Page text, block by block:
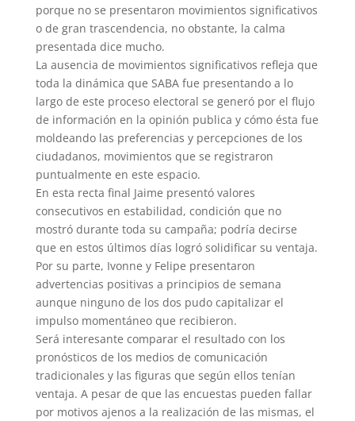
porque no se presentaron movimientos significativos
o de gran trascendencia, no obstante, la calma
presentada dice mucho.
La ausencia de movimientos significativos refleja que
toda la dinámica que SABA fue presentando a lo
largo de este proceso electoral se generó por el flujo
de información en la opinión publica y cómo ésta fue
moldeando las preferencias y percepciones de los
ciudadanos, movimientos que se registraron
puntualmente en este espacio.
En esta recta final Jaime presentó valores
consecutivos en estabilidad, condición que no
mostró durante toda su campaña; podría decirse
que en estos últimos días logró solidificar su ventaja.
Por su parte, Ivonne y Felipe presentaron
advertencias positivas a principios de semana
aunque ninguno de los dos pudo capitalizar el
impulso momentáneo que recibieron.
Será interesante comparar el resultado con los
pronósticos de los medios de comunicación
tradicionales y las figuras que según ellos tenían
ventaja. A pesar de que las encuestas pueden fallar
por motivos ajenos a la realización de las mismas, el